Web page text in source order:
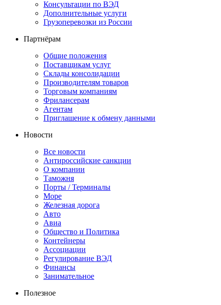
Консультации по ВЭД
Дополнительные услуги
Грузоперевозки из России
Партнёрам
Общие положения
Поставщикам услуг
Склады консолидации
Производителям товаров
Торговым компаниям
Фрилансерам
Агентам
Приглашение к обмену данными
Новости
Все новости
Антироссийские санкции
О компании
Таможня
Порты / Терминалы
Море
Железная дорога
Авто
Авиа
Общество и Политика
Контейнеры
Ассоциации
Регулирование ВЭД
Финансы
Занимательное
Полезное